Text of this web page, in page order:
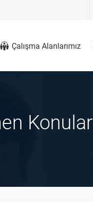
Çalışma Alanlarımız
Konular